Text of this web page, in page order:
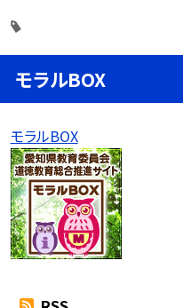
モラルBOX
モラルBOX